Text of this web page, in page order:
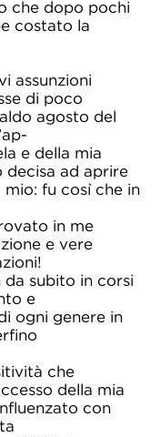
che dopo pochi
costato la
assunzioni
di poco
agosto del
e della mia
decisa ad aprire
fu così che in
in me
e vere
da subito in corsi
e
ogni genere in
che
della mia
con